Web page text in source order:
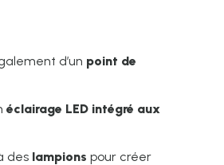
d’un point de
éclairage LED intégré aux
des lampions pour créer